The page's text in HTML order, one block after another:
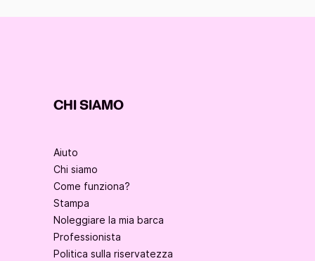
CHI SIAMO
Aiuto
Chi siamo
Come funziona?
Stampa
Noleggiare la mia barca
Professionista
Politica sulla riservatezza